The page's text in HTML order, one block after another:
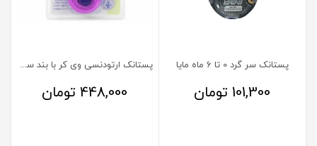
پستانک سر گرد 0 تا 6 ماه مایا
101,300 تومان
پستانک ارتودنسی وی کر با بند سیلیکونی 12 ماه شماره 3
448,000تومان